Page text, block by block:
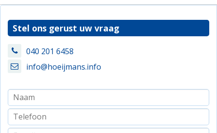
Stel ons gerust uw vraag
040 201 6458
info@hoeijmans.info